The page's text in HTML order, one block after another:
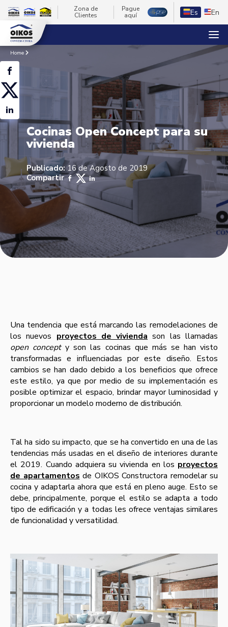
Zona de
Clientes
Pague
aquí
Es En
Home
Cocinas Open Concept para su
vivienda
Publicado:16 de Agosto de 2019
Compartir
Una tendencia que está marcando las remodelaciones de
los nuevos proyectos de vivienda son las llamadas
open concepty son las cocinas que más se han visto
transformadas e influenciadas por este diseño. Estos
cambios se han dado debido a los beneficios que ofrece
este estilo, ya que por medio de su implementación es
posible optimizar el espacio, brindar mayor luminosidad y
proporcionar un modelo moderno de distribución.
Tal ha sido su impacto, que se ha convertido en una de las
tendencias más usadas en el diseño de interiores durante
el 2019. Cuando adquiera su vivienda en los proyectos
de apartamentos de OIKOS Constructora remodelar su
cocina y adaptarla ahora que está en pleno auge. Esto se
debe, principalmente, porque el estilo se adapta a todo
tipo de edificación y a todas les ofrece ventajas similares
de funcionalidad y versatilidad.